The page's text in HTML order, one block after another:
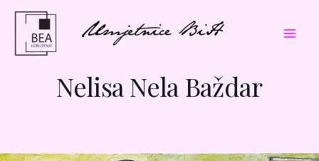
Skip
content
Nelisa Nela Baždar